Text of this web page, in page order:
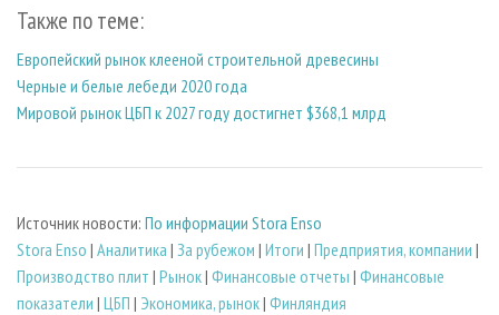
Также по теме:
Европейский рынок клееной строительной древесины
Черные и белые лебеди 2020 года
Мировой рынок ЦБП к 2027 году достигнет $368,1 млрд
Источник новости: По информации Stora Enso
Stora Enso | Аналитика | За рубежом | Итоги | Предприятия, компании |
Производство плит | Рынок| Финансовые отчеты | Финансовые
показатели | ЦБП | Экономика, рынок| Финляндия